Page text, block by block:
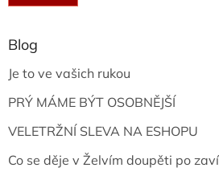
Blog
Je to ve vašich rukou
PRÝ MÁME BÝT OSOBNĚJŠÍ
VELETRŽNÍ SLEVA NA ESHOPU
Co se děje v Želvím doupěti po